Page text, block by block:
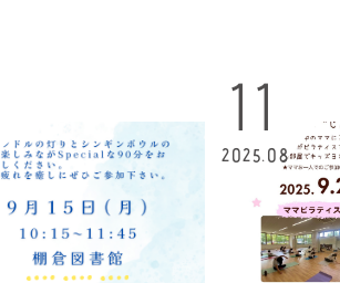
11
2025.08